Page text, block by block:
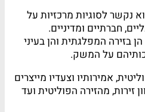
נקשר לסוגיות מרכזיות על
חברתיים ומדיניים.
בזירה המפלגתית והן בעיני
על המשק.
אמירותיו וצעדיו מייצרים
זירות, מהזירה הפוליטית ועד